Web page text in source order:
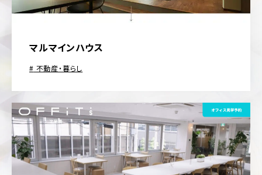
マルマインハウス
不動産・暮らし